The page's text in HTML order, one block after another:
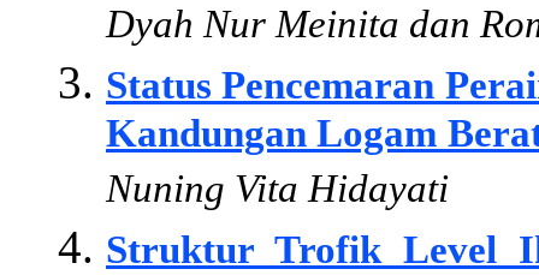
Dyah Nur Meinita dan
Status Pencemaran
Kandungan Logam
Nuning Vita Hidayati
Struktur Trofik Level